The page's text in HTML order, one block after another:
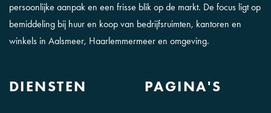
persoonlijke aanpak en een frisse blik op de markt. De focus ligt op
bemiddeling bij huur en koop van bedrijfsruimten, kantoren en
winkels in Aalsmeer, Haarlemmermeer en omgeving.
DIENSTEN PAGINA'S